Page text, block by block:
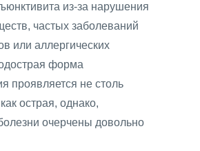
из-за нарушения
частых заболеваний
или аллергических
форма
проявляется не столь
острая, однако,
очерчены довольно